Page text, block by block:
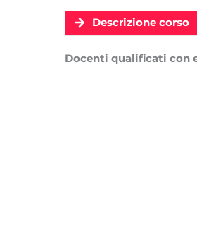
Descrizione corso
Docenti qualificati con